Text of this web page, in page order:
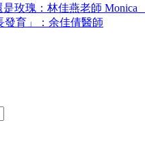
是玫瑰：林佳燕老師 Monica
發育」：余佳倩醫師